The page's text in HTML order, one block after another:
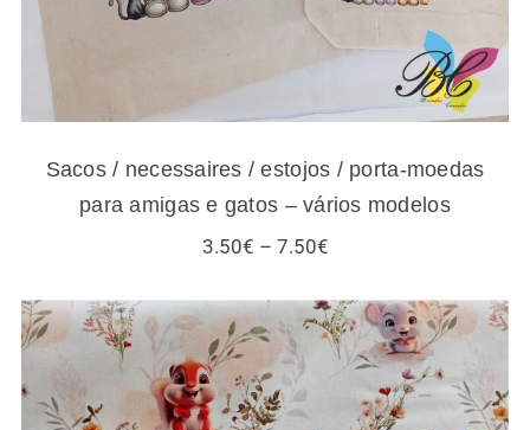
Sacos / necessaires / estojos / porta-moedas
para amigas e gatos – vários modelos
3.50€ – 7.50€Price
through
7.50€